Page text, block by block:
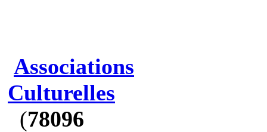
Associations
Culturelles
(78096